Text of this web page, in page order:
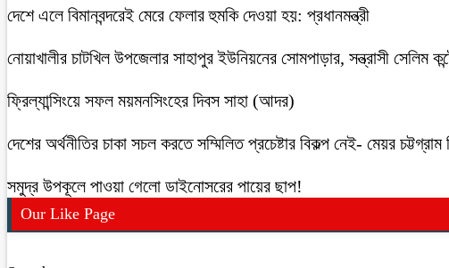
দেশে এলে বিমানবন্দরেই মেরে ফেলার হুমকি দেওয়া হয়: প্রধানমন্ত্রী
নোয়াখালীর চাটখিল উপজেলার সাহাপুর ইউনিয়নের সোমপাড়ার, সন্ত্রাসী সেলিম
ফ্রিল্যান্সিংয়ে সফল ময়মনসিংহের দিবস সাহা (আদর)
দেশের অর্থনীতির চাকা সচল করতে সম্মিলিত প্রচেষ্টার বিকল্প নেই- মেয়র চট্টগ্রাম
সমুদ্র উপকূলে পাওয়া গেলো ডাইনোসরের পায়ের ছাপ!
Our Like Page